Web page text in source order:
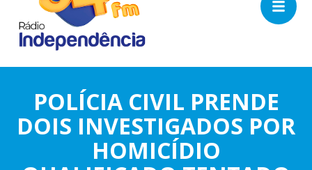
POLÍCIA CIVIL PRENDE
DOIS INVESTIGADOS POR
HOMICÍDIO